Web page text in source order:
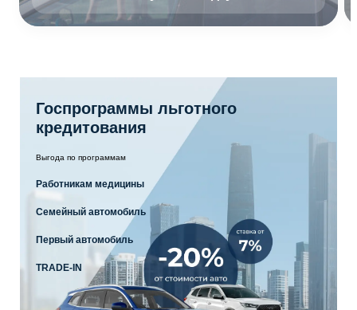
Госпрограммы льготного
кредитования
Выгода по программам
Работникам медицины
Семейный автомобиль
Первый автомобиль
TRADE-IN